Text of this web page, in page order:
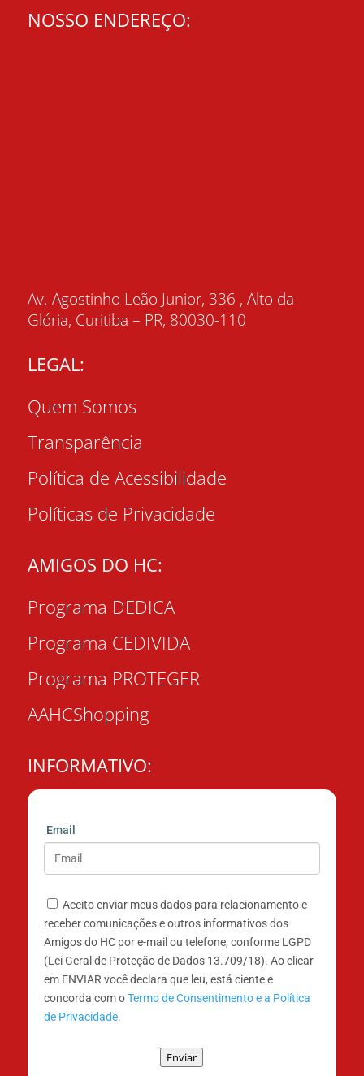
NOSSO ENDEREÇO:
Av. Agostinho Leão Junior, 336 , Alto da
Glória, Curitiba – PR, 80030-110
LEGAL:
Quem Somos
Transparência
Política de Acessibilidade
Políticas de Privacidade
AMIGOS DO HC:
Programa DEDICA
Programa CEDIVIDA
Programa PROTEGER
AAHCShopping
INFORMATIVO:
Email
Aceito enviar meus dados para relacionamento e
receber comunicações e outros informativos dos
Amigos do HC por e-mail ou telefone, conforme LGPD
(Lei Geral de Proteção de Dados 13.709/18). Ao clicar
em ENVIAR você declara que leu, está ciente e
concorda com oTermo de Consentimento e a Política
de Privacidade.
Enviar